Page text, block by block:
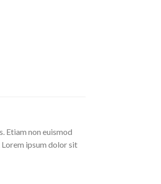
Etiam non euismod
ipsum dolor sit